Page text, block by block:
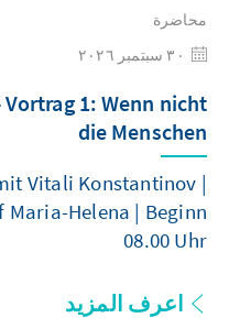
محاضرة
1: Wenn nicht
die Menschen
Vitali Konstantinov |
Helena | Beginn
08.00 Uhr
اعرف المزيد